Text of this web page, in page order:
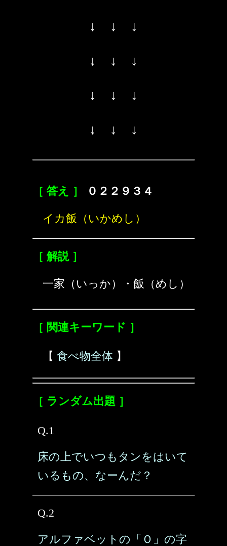
↓ ↓ ↓
↓ ↓ ↓
↓ ↓ ↓
↓ ↓ ↓
［ 答え ］ ０２２９３４
イカ飯（いかめし）
［ 解説 ］
一家（いっか）・飯（めし）
［ 関連キーワード ］
【 食べ物全体 】
［ ランダム出題 ］
Q.1
床の上でいつもタンをはいて
いるもの、なーんだ？
Q.2
アルファベットの「Ｏ」の字